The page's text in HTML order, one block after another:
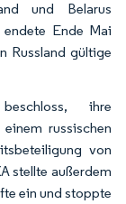
und Belarus
Ende Mai
Russland gültige
ihre
russischen
von
stellte außerdem
ein und stoppte